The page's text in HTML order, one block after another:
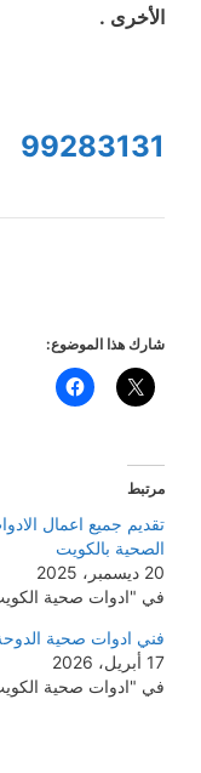
الأخرى .
99283131
شارك هذا الموضوع:
مرتبط
تقديم جميع اعمال
الصحية بالكويت
20 ديسمبر، 2025
في "ادوات صحية
فني ادوات صحية
17 أبريل، 2026
في "ادوات صحية